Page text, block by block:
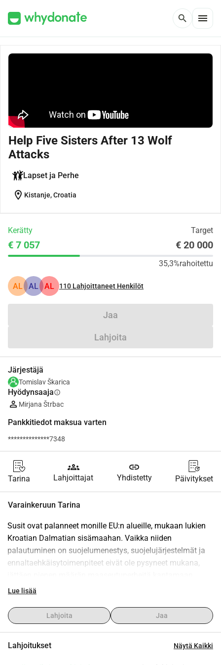
search menu
Help Five Sisters After 13 Wolf
Attacks
Lapset ja Perhe
location_on Kistanje, Croatia
Kerätty Target
€ 7 057 € 20 000
35,3%rahoitettu
AL AL AL 110 Lahjoittaneet Henkilöt
Jaa
Lahjoita
Järjestäjä
Tomislav Škarica
Hyödynsaajainfo
Mirjana Štrbac
Pankkitiedot maksua varten
**************7348
Tarina
groups
Lahjoittajat
link
Yhdistetty Päivitykset
Varainkeruun Tarina
Susit ovat palanneet monille EU:n alueille, mukaan lukien
Kroatian Dalmatian sisämaahan. Vaikka niiden
palautuminen on suojelumenestys, suojelujärjestelmät ja
ennaltaehkäisytoimenpiteet eivät ole pysyneet mukana,
suurimman riskin.
kasvattavat viittä tytärtä, menetti yli 50 eläintä 13
hyökkäyksessä ja sai 384 € korvauksia nykyisen
Nämä menetykset vaikuttavat suoraan heidän tuloihinsa ja
Lue lisää
Lahjoita Jaa
Lahjoitukset Näytä Kaikki